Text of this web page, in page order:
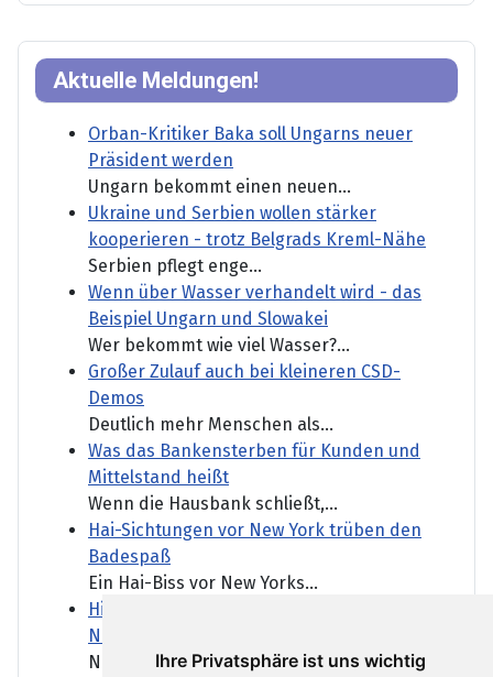
Ihre Privatsphäre ist uns wichtig
Aktuelle Meldungen!
Orban-Kritiker Baka soll Ungarns neuer
Präsident werden
Ungarn bekommt einen neuen...
Ukraine und Serbien wollen stärker
kooperieren - trotz Belgrads Kreml-Nähe
Serbien pflegt enge...
Wenn über Wasser verhandelt wird - das
Beispiel Ungarn und Slowakei
Wer bekommt wie viel Wasser?...
Großer Zulauf auch bei kleineren CSD-
Demos
Deutlich mehr Menschen als...
Was das Bankensterben für Kunden und
Mittelstand heißt
Wenn die Hausbank schließt,...
Hai-Sichtungen vor New York trüben den
Badespaß
Ein Hai-Biss vor New Yorks...
Himalaya: Fünf vermisste Bergsteiger tot in
Nepal gefunden
Neun Monate lagen die...